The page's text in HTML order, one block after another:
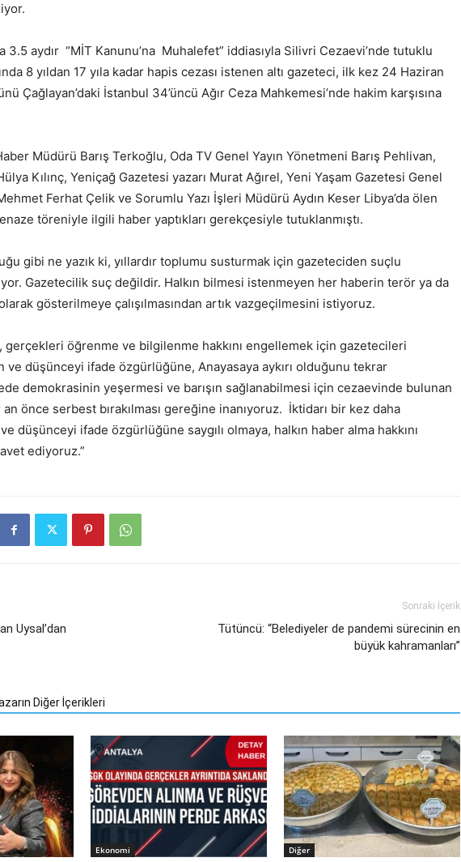
3.5 aydır “MİT Kanunu’na Muhalefet” iddiasıyla Silivri Cezaevi’nde tutuklu
8 yıldan 17 yıla kadar hapis cezası istenen altı gazeteci, ilk kez 24 Haziran
Çağlayan’daki İstanbul 34’üncü Ağır Ceza Mahkemesi’nde hakim karşısına
Müdürü Barış Terkoğlu, Oda TV Genel Yayın Yönetmeni Barış Pehlivan,
Kılınç, Yeniçağ Gazetesi yazarı Murat Ağırel, Yeni Yaşam Gazetesi Genel
Ferhat Çelik ve Sorumlu Yazı İşleri Müdürü Aydın Keser Libya’da ölen
töreniyle ilgili haber yaptıkları gerekçesiyle tutuklanmıştı.
gibi ne yazık ki, yıllardır toplumu susturmak için gazeteciden suçlu
Gazetecilik suç değildir. Halkın bilmesi istenmeyen her haberin terör ya da
gösterilmeye çalışılmasından artık vazgeçilmesini istiyoruz.
gerçekleri öğrenme ve bilgilenme hakkını engellemek için gazetecileri
ve düşünceyi ifade özgürlüğüne, Anayasaya aykırı olduğunu tekrar
demokrasinin yeşermesi ve barışın sağlanabilmesi için cezaevinde bulunan
önce serbest bırakılması gereğine inanıyoruz. İktidarı bir kez daha
ve düşünceyi ifade özgürlüğüne saygılı olmaya, halkın haber alma hakkını
ediyoruz.”
Uysal’dan
Sonraki İçerik
Tütüncü: “Belediyeler de pandemi sürecinin en
büyük kahramanları”
Diğer İçerikleri
Ekonomi Diğer